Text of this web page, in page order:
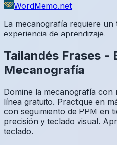
WordMemo.net
La mecanografía requiere
experiencia de aprendizaje.
Tailandés Frases -
Mecanografía
Domine la mecanografía
línea gratuito. Practique en
con seguimiento de PPM en
precisión y teclado visual.
teclado.